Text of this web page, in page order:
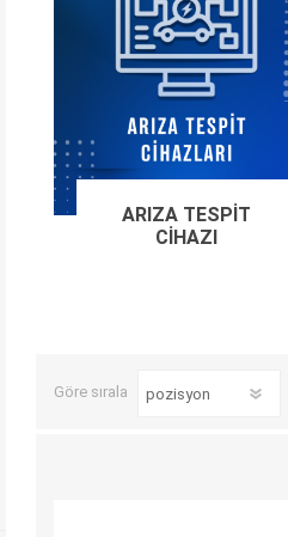
Ecu Programlama Cihazları
Chiptuning Yazılımları
Lisanslar
EV
Araç
ARIZA TESPIT
CIHAZI
Göre sırala